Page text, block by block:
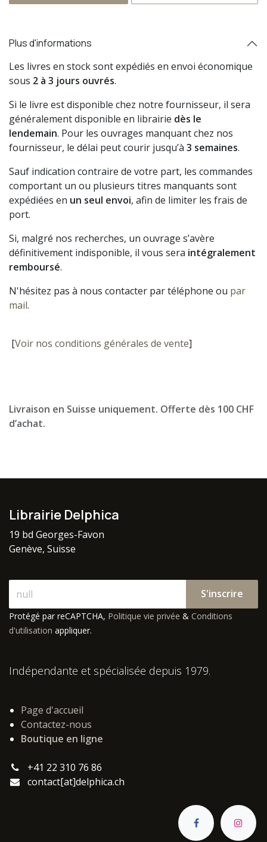
Plus d'informations
Les livres en stock sont expédiés en envoi économique
sous 2 à 3 jours ouvrés.
Si le livre est disponible chez notre fournisseur, il sera
généralement disponible en librairie dès le
lendemain. Pour les ouvrages manquant chez nos
fournisseur, le délai peut courir jusqu’à 3 semaines.
Sauf indication contraire de votre part, les commandes
comportant un ou plusieurs titres manquants sont
expédiées en un seul envoi, afin de limiter les frais de
port.
Si, malgré nos recherches, un ouvrage s’avère
définitivement indisponible, il vous sera intégralement
remboursé.
N'hésitez pas à nous contacter par téléphone ou par
mail.
[Voir nos conditions générales de vente]
Livraison en Suisse uniquement. Offerte dès 100 CHF
d’achat.
Librairie Delphica
19 bd Georges-Favon
Genève, Suisse
S'inscrire
Protégé par reCAPTCHA, Politique vie privée & Conditions
d'utilisation appliquer.
Indépendante et spécialisée depuis 1979.
Page d'accueil
Contactez-nous
Boutique en ligne
+41 22 310 76 86
contact[at]delphica.ch